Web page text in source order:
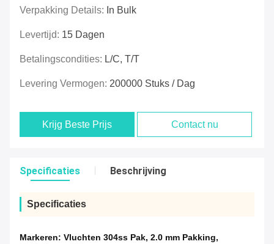
Verpakking Details: In Bulk
Levertijd: 15 Dagen
Betalingscondities: L/C, T/T
Levering Vermogen: 200000 Stuks / Dag
Krijg Beste Prijs Contact nu
Specificaties Beschrijving
Specificaties
Markeren: Vluchten 304ss Pak, 2.0 mm Pakking,